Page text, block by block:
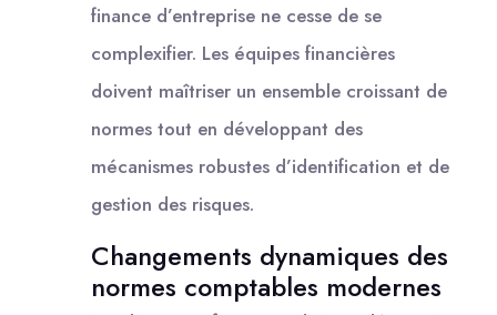
finance d’entreprise ne cesse de se
complexifier. Les équipes financières
doivent maîtriser un ensemble croissant de
normes tout en développant des
mécanismes robustes d’identification et de
gestion des risques.
Changements dynamiques des
normes comptables modernes